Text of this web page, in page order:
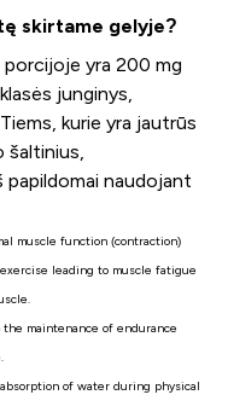
skirtame gelyje?
yra 200 mg
junginys,
kurie yra jautrūs
naudojant
muscle function (contraction)
leading to muscle fatigue
maintenance of endurance
of water during physical